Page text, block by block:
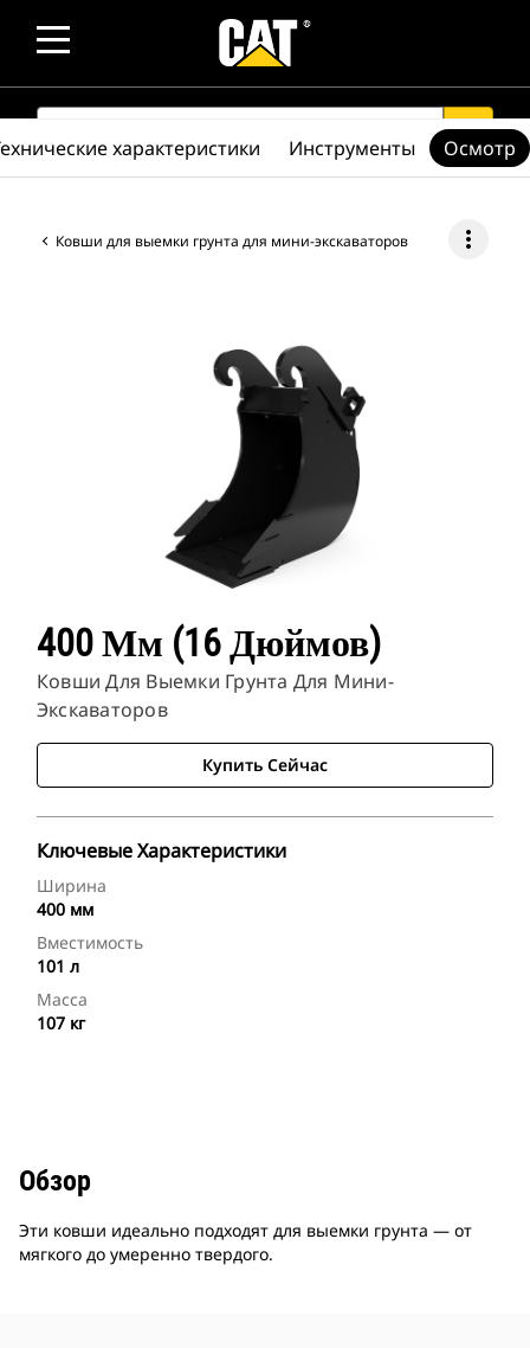
SEARCH search
Ковши для выемки грунта для мини-экскаваторов more_vert
400 Мм (16 Дюймов)
Ковши Для Выемки Грунта Для Мини-
Экскаваторов
Купить Сейчас
Ключевые Характеристики
Ширина
400 мм
Вместимость
101 л
Масса
107 кг
характеристики Инструменты Осмотр
Обзор
Эти ковши идеально подходят для выемки грунта — от
мягкого до умеренно твердого.